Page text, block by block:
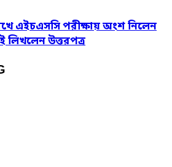
এইচএসসি পরীক্ষায় অংশ নিলেন
উত্তরপত্র